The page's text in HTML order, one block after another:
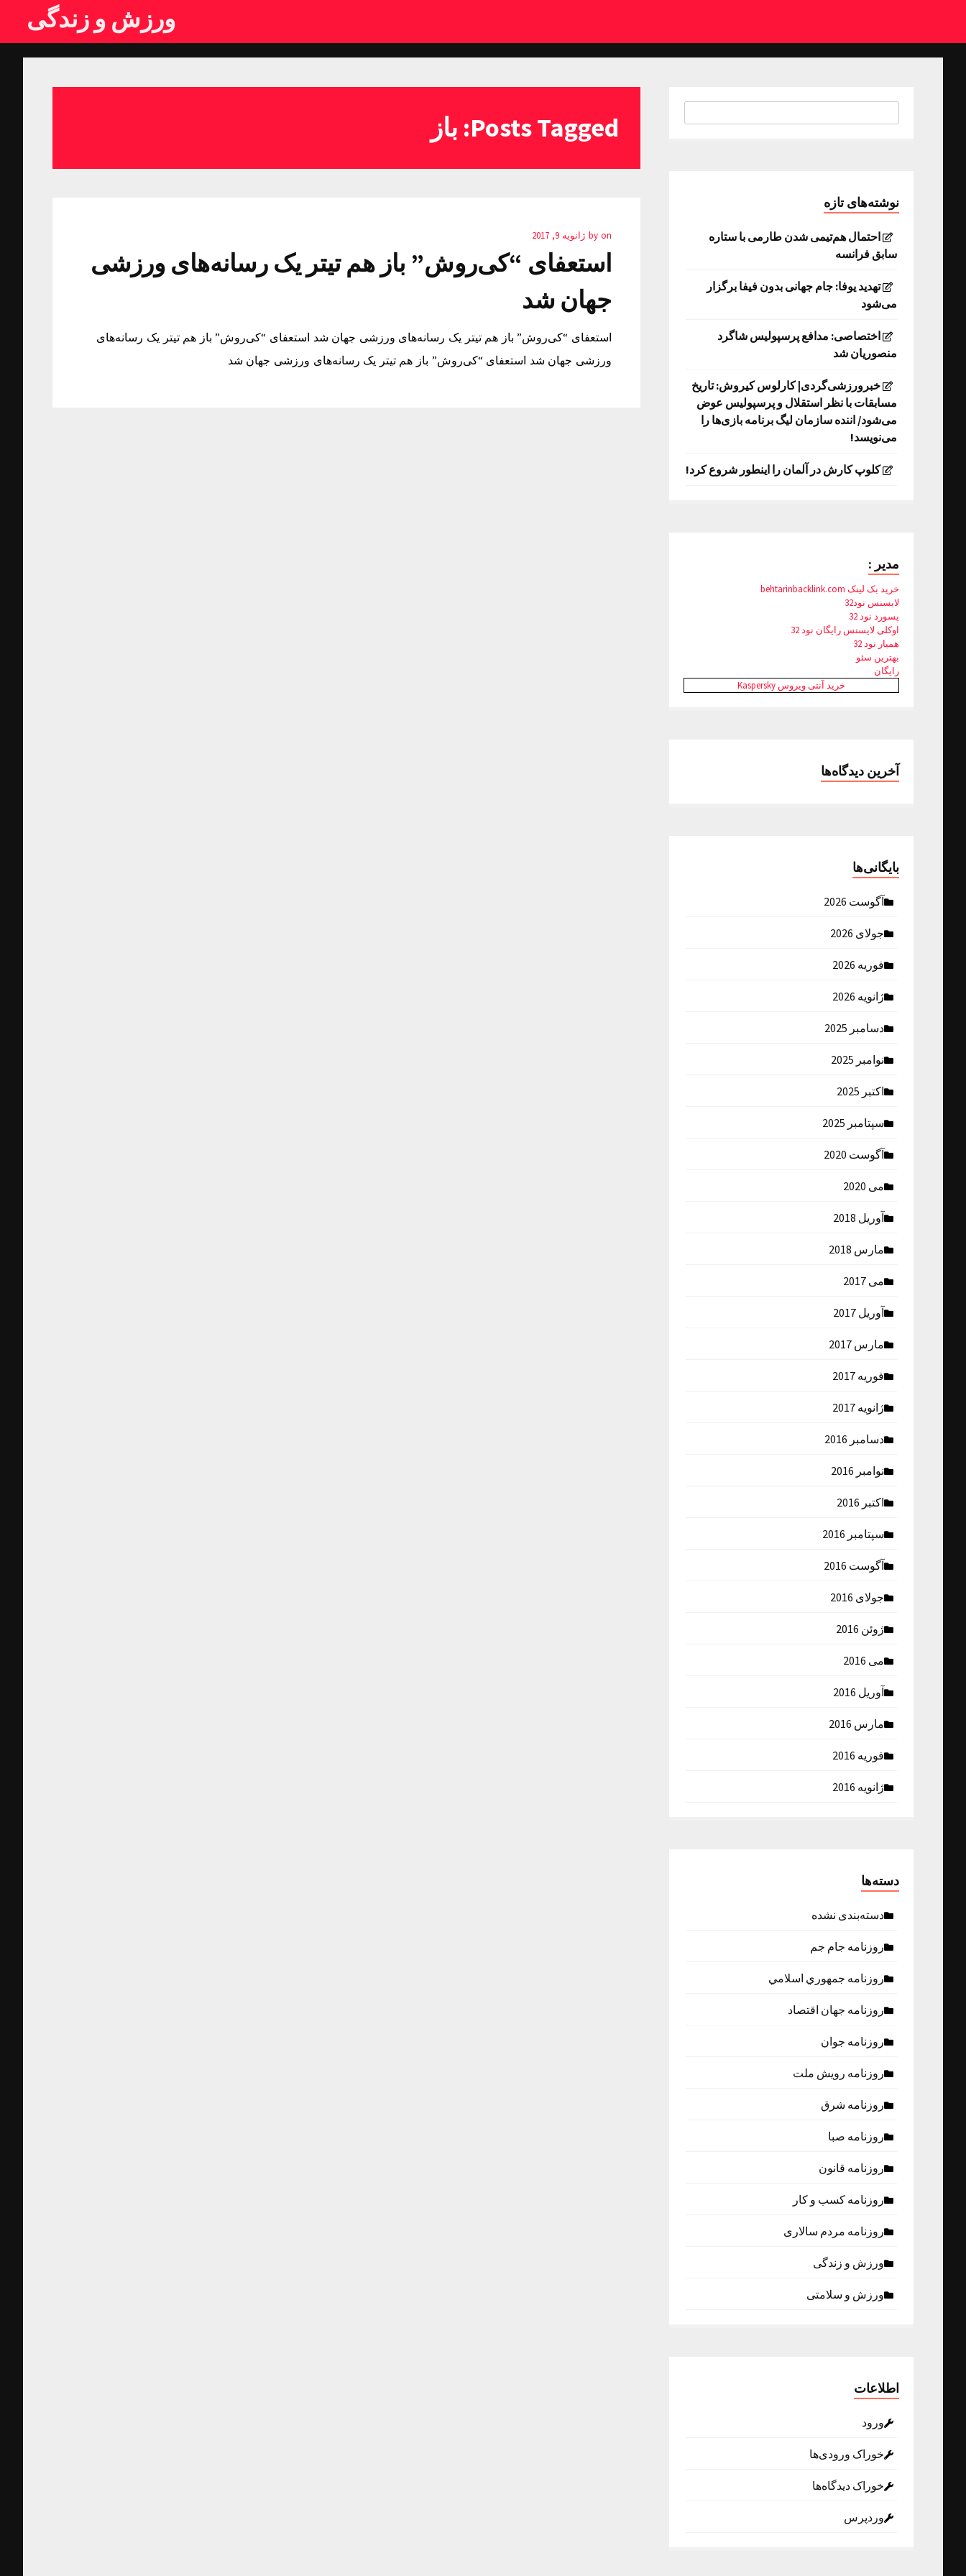
ورزش و زندگی
Posts Tagged: باز
by on ژانویه 9, 2017
استعفای “کی‌روش” باز هم تیتر یک رسانه‌های ورزشی
جهان شد
استعفای “کی‌روش” باز هم تیتر یک رسانه‌های ورزشی جهان شد استعفای “کی‌روش” باز هم تیتر یک رسانه‌های
ورزشی جهان شد استعفای “کی‌روش” باز هم تیتر یک رسانه‌های ورزشی جهان شد
نوشته‌های تازه
احتمال هم‌تیمی شدن طارمی با ستاره
سابق فرانسه
تهدید یوفا: جام جهانی بدون فیفا برگزار
می‌شود
اختصاصی: مدافع پرسپولیس شاگرد
منصوریان شد
خبرورزشی‌گردی| کارلوس کیروش: تاریخ
مسابقات با نظر استقلال و پرسپولیس عوض
می‌شود/ اننده سازمان لیگ برنامه بازی‌ها را
می‌نویسد!
کلوپ کارش در آلمان را اینطور شروع کرد!
مدیر :
خرید بک لینک behtarinbacklink.com
لایسنس نود32
پسورد نود 32
اوکلی لایسنس رایگان نود 32
همیار نود 32
بهترین سئو
رایگان
خرید آنتی ویروس Kaspersky
آخرین دیدگاه‌ها
بایگانی‌ها
آگوست 2026
جولای 2026
فوریه 2026
ژانویه 2026
دسامبر 2025
نوامبر 2025
اکتبر 2025
سپتامبر 2025
آگوست 2020
می 2020
آوریل 2018
مارس 2018
می 2017
آوریل 2017
مارس 2017
فوریه 2017
ژانویه 2017
دسامبر 2016
نوامبر 2016
اکتبر 2016
سپتامبر 2016
آگوست 2016
جولای 2016
ژوئن 2016
می 2016
آوریل 2016
مارس 2016
فوریه 2016
ژانویه 2016
دسته‌ها
دسته‌بندی نشده
روزنامه جام جم
روزنامه جمهوري اسلامي
روزنامه جهان اقتصاد
روزنامه جوان
روزنامه رویش ملت
روزنامه شرق
روزنامه صبا
روزنامه قانون
روزنامه كسب و كار
روزنامه مردم سالاری
ورزش و زندگی
ورزش و سلامتی
اطلاعات
ورود
خوراک ورودی‌ها
خوراک دیدگاه‌ها
وردپرس